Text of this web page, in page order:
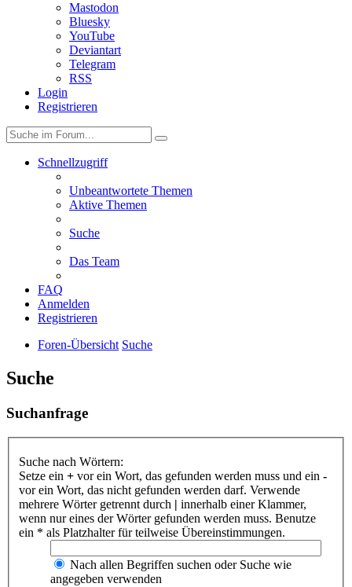
Mastodon
Bluesky
YouTube
Deviantart
Telegram
RSS
Login
Registrieren
Schnellzugriff
Unbeantwortete Themen
Aktive Themen
Suche
Das Team
FAQ
Anmelden
Registrieren
Foren-Übersicht Suche
Suche
Suchanfrage
Suche nach Wörtern:
Setze ein + vor ein Wort, das gefunden werden muss und ein -
vor ein Wort, das nicht gefunden werden darf. Verwende
mehrere Wörter getrennt durch | innerhalb einer Klammer,
wenn nur eines der Wörter gefunden werden muss. Benutze
ein * als Platzhalter für teilweise Übereinstimmungen.
Nach allen Begriffen suchen oder Suche wie
angegeben verwenden